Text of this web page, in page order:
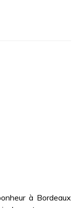
à Bordeaux